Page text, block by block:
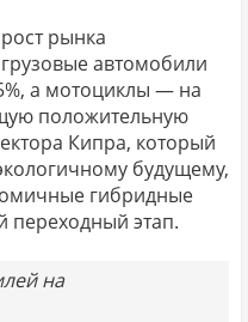
рынка
автомобили
а мотоциклы — на
положительную
Кипра, который
будущему,
гибридные
переходный этап.
на